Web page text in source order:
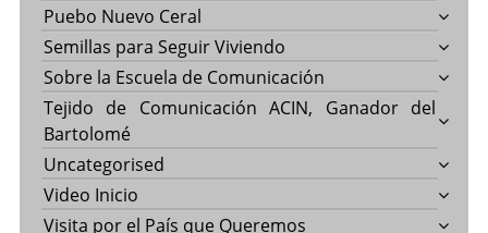
Puebo Nuevo Ceral
Semillas para Seguir Viviendo
Sobre la Escuela de Comunicación
Tejido de Comunicación ACIN, Ganador del
Bartolomé
Uncategorised
Video Inicio
Visita por el País que Queremos